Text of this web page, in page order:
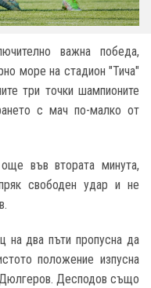
важна победа,
море на стадион "Тича"
три точки шампионите
с мач по-малко от
във втората минута,
свободен удар и не
на два пъти пропусна да
положение изпусна
Десподов също